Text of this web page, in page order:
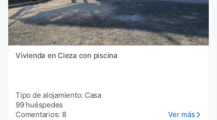
Vivienda en Cieza con piscina
Tipo de alojamiento: Casa
99 huéspedes
Comentarios: 8
Ver más